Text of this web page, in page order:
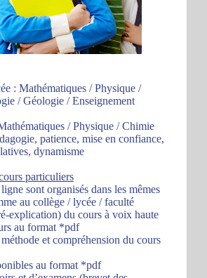
: Mathématiques / Physique /
/ Géologie / Enseignement
/ Physique / Chimie
patience, mise en confiance,
dynamisme
particuliers
sont organisés dans les mêmes
au collège / lycée / faculté
explication) du cours à voix haute
au format *pdf
et compréhension du cours
au format *pdf